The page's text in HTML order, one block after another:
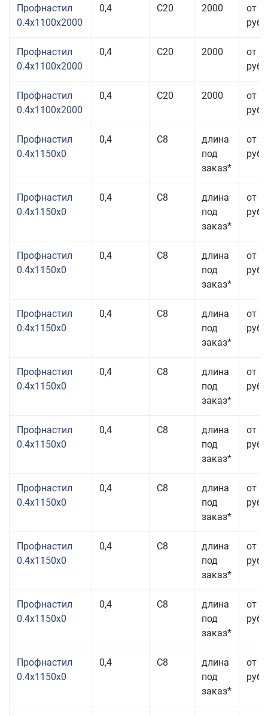
Профнастил
0.4x1100x2000
0,4 С20 2000
от
руб.
Профнастил
0.4x1100x2000
0,4 С20 2000
от
руб.
Профнастил
0.4x1100x2000
0,4 С20 2000
от
руб.
Профнастил
0.4x1150x0
0,4 С8
длина
под
заказ*
от
руб.
Профнастил
0.4x1150x0
0,4 С8
длина
под
заказ*
от
руб.
Профнастил
0.4x1150x0
0,4 С8
длина
под
заказ*
от
руб.
Профнастил
0.4x1150x0
0,4 С8
длина
под
заказ*
от
руб.
Профнастил
0.4x1150x0
0,4 С8
длина
под
заказ*
от
руб.
Профнастил
0.4x1150x0
0,4 С8
длина
под
заказ*
от
руб.
Профнастил
0.4x1150x0
0,4 С8
длина
под
заказ*
от
руб.
Профнастил
0.4x1150x0
0,4 С8
длина
под
заказ*
от
руб.
Профнастил
0.4x1150x0
0,4 С8
длина
под
заказ*
от
руб.
Профнастил
0.4x1150x0
0,4 С8
длина
под
заказ*
от
руб.